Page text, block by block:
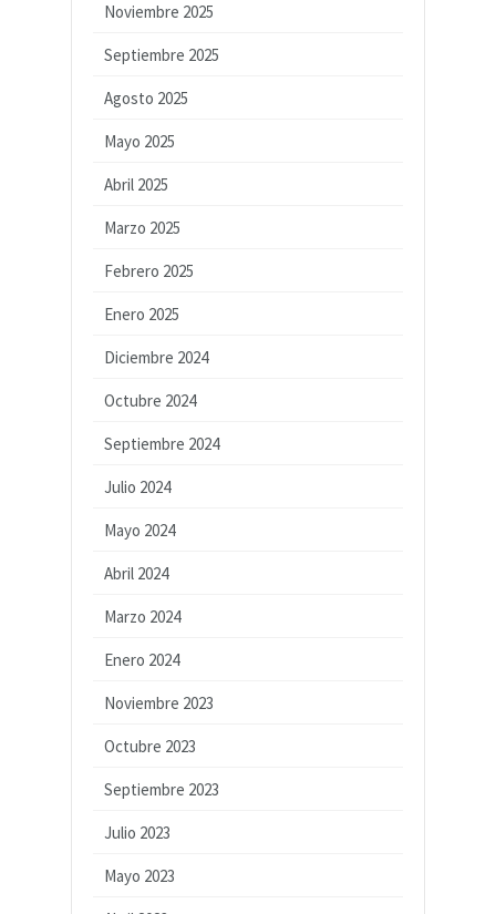
Noviembre 2025
Septiembre 2025
Agosto 2025
Mayo 2025
Abril 2025
Marzo 2025
Febrero 2025
Enero 2025
Diciembre 2024
Octubre 2024
Septiembre 2024
Julio 2024
Mayo 2024
Abril 2024
Marzo 2024
Enero 2024
Noviembre 2023
Octubre 2023
Septiembre 2023
Julio 2023
Mayo 2023